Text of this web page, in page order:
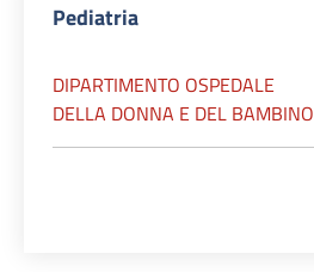
Pediatria
DIPARTIMENTO OSPEDALE
DELLA DONNA E DEL BAMBINO